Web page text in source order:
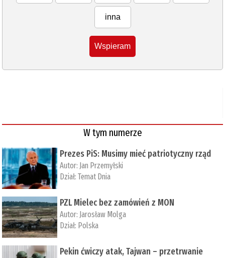
inna
Wspieram
W tym numerze
Prezes PiS: Musimy mieć patriotyczny rząd
Autor: Jan Przemyłski
Dział:Temat Dnia
PZL Mielec bez zamówień z MON
Autor: Jarosław Molga
Dział: Polska
Pekin ćwiczy atak, Tajwan – przetrwanie